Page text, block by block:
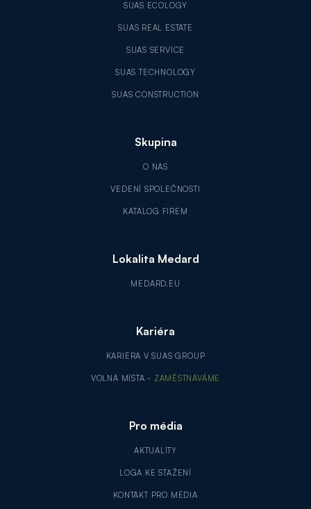
SUAS ECOLOGY
SUAS REAL ESTATE
SUAS SERVICE
SUAS TECHNOLOGY
SUAS CONSTRUCTION
Skupina
O NÁS
VEDENÍ SPOLEČNOSTI
KATALOG FIREM
Lokalita Medard
MEDARD.EU
Kariéra
KARIÉRA V SUAS GROUP
VOLNÁ MÍSTA - ZAMĚSTNÁVÁME
Pro média
AKTUALITY
LOGA KE STAŽENÍ
KONTAKT PRO MÉDIA